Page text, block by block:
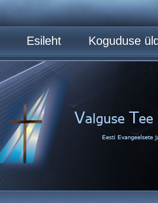
Esileht Koguduse